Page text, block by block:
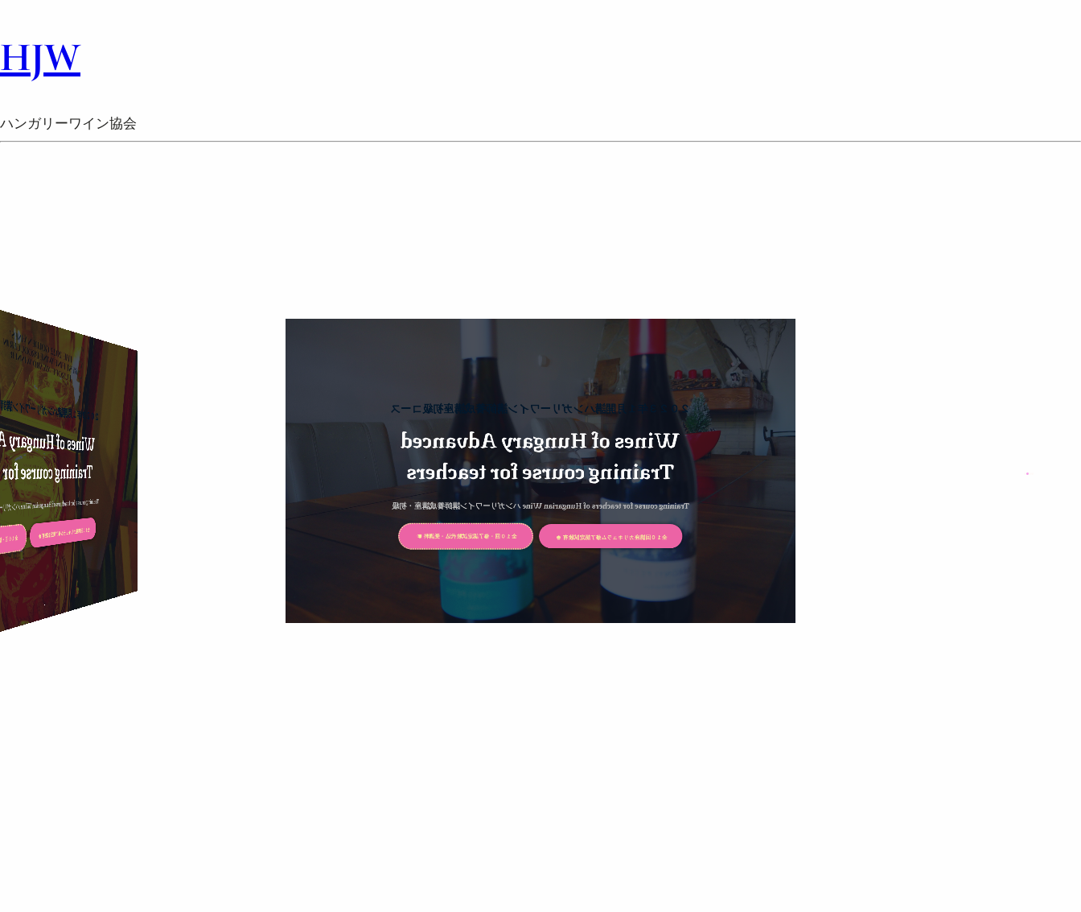
HJW
ハンガリーワイン協会
２０２３年１月開講ハンガリーワイン講師養成講座初級コース
Wines of Hungary Advanced
Training course for teachers
Training course for teachers of Hungarian Wine ハンガリーワイン講師養成講座・初級
全１０回講座カリキュラム修了認定試験有
全１０回・修了認定試験代込・受講料
ーワイン講師養成講座初級コース
Advanced
for teachers
Wine ハンガリーワイン講師養成講座・初級
全１０回講座カリキュラム修了認定試験有
・受講料
２０２３年１月開講ハンガリーワイン講師養成講座初級コース
Wines of Hungary Advanced
Training course for teachers
Training course for teachers of Hungarian Wine ハンガリーワイン講師養成講座・初級
全１０回講座カリキュラム修了認定試験有
全１０回・修了認定試験代込・受講料
ーワイン講師養成講座初級コース
Advanced
for teachers
Wine ハンガリーワイン講師養成講座・初級
全１０回講座カリキュラム修了認定試験有
・受講料